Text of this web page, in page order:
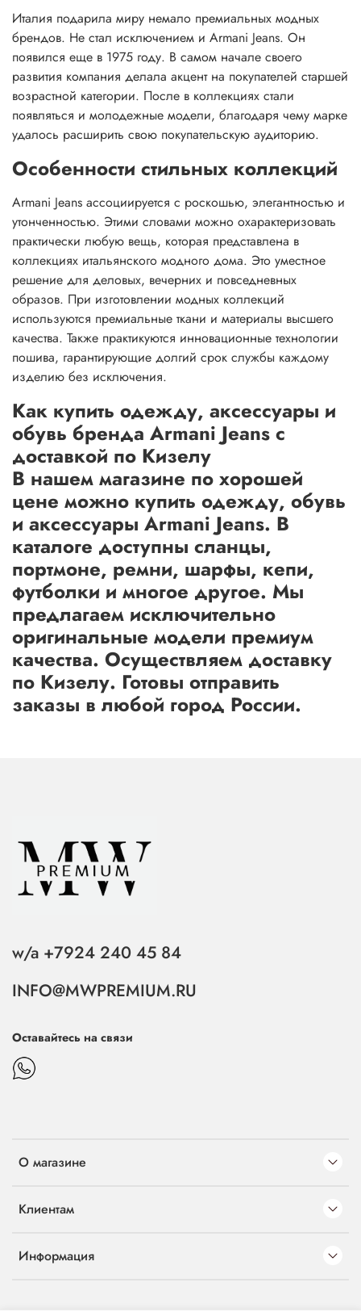
Италия подарила миру немало премиальных модных
брендов. Не стал исключением и Armani Jeans. Он
появился еще в 1975 году. В самом начале своего
развития компания делала акцент на покупателей старшей
возрастной категории. После в коллекциях стали
появляться и молодежные модели, благодаря чему марке
удалось расширить свою покупательскую аудиторию.
Особенности стильных коллекций
Armani Jeans ассоциируется с роскошью, элегантностью и
утонченностью. Этими словами можно охарактеризовать
практически любую вещь, которая представлена в
коллекциях итальянского модного дома. Это уместное
решение для деловых, вечерних и повседневных
образов. При изготовлении модных коллекций
используются премиальные ткани и материалы высшего
качества. Также практикуются инновационные технологии
пошива, гарантирующие долгий срок службы каждому
изделию без исключения.
Как купить одежду, аксессуары и
обувь бренда Armani Jeans с
доставкой по Кизелу
В нашем магазине по хорошей
цене можно купить одежду, обувь
и аксессуары Armani Jeans. В
каталоге доступны сланцы,
портмоне, ремни, шарфы, кепи,
футболки и многое другое. Мы
предлагаем исключительно
оригинальные модели премиум
качества. Осуществляем доставку
по Кизелу. Готовы отправить
заказы в любой город России.
О магазине
Клиентам
Информация
w/a +7924 240 45 84
INFO@MWPREMIUM.RU
Оставайтесь на связи